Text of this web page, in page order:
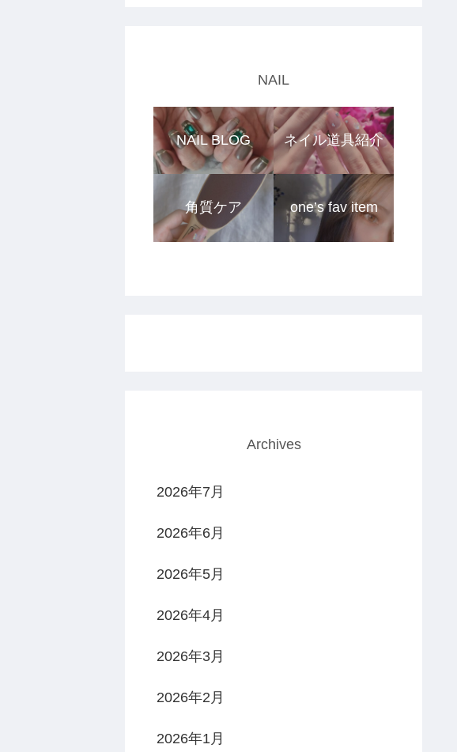
NAIL
NAIL BLOG ネイル道具紹介
角質ケア one’s fav item
Archives
2026年7月
2026年6月
2026年5月
2026年4月
2026年3月
2026年2月
2026年1月